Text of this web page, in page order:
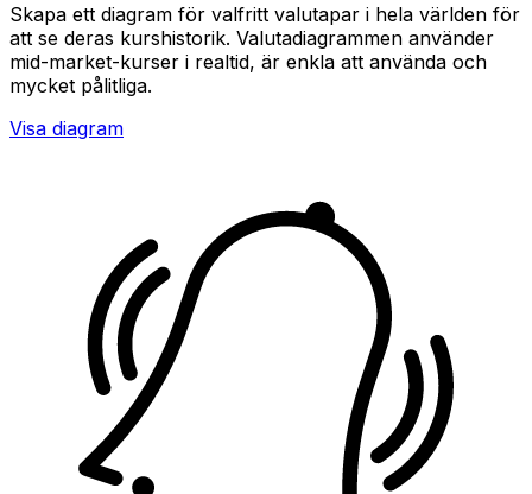
Skapa ett diagram för valfritt valutapar i hela världen för
att se deras kurshistorik. Valutadiagrammen använder
mid-market-kurser i realtid, är enkla att använda och
mycket pålitliga.
Visa diagram